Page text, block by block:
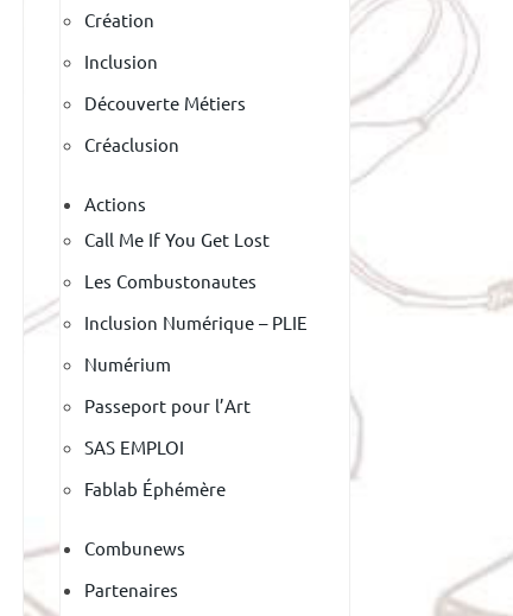
Création
Inclusion
Découverte Métiers
Créaclusion
Actions
Call Me If You Get Lost
Les Combustonautes
Inclusion Numérique – PLIE
Numérium
Passeport pour l’Art
SAS EMPLOI
Fablab Éphémère
Combunews
Partenaires